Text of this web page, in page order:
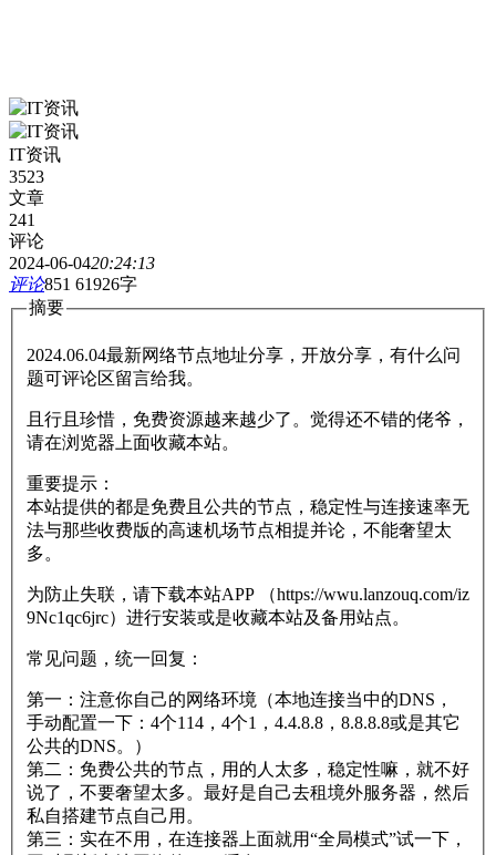
IT资讯
3523
文章
241
评论
2024-06-0420:24:13
评论851 61926字
摘要
2024.06.04最新网络节点地址分享，开放分享，有什么问
题可评论区留言给我。
且行且珍惜，免费资源越来越少了。觉得还不错的佬爷，
请在浏览器上面收藏本站。
重要提示：
本站提供的都是免费且公共的节点，稳定性与连接速率无
法与那些收费版的高速机场节点相提并论，不能奢望太
多。
为防止失联，请下载本站APP （https://wwu.lanzouq.com/iz
9Nc1qc6jrc）进行安装或是收藏本站及备用站点。
常见问题，统一回复：
第一：注意你自己的网络环境（本地连接当中的DNS，
手动配置一下：4个114，4个1，4.4.8.8，8.8.8.8或是其它
公共的DNS。）
第二：免费公共的节点，用的人太多，稳定性嘛，就不好
说了，不要奢望太多。最好是自己去租境外服务器，然后
私自搭建节点自己用。
第三：实在不用，在连接器上面就用“全局模式”试一下，